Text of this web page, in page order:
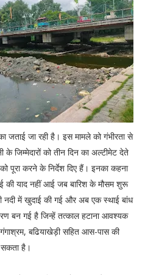
जताई जा रही है। इस मामले को गंभीरता से
के जिम्मेदारों को तीन दिन का अल्टीमेट देते
पूरा करने के निर्देश दिए हैं। इनका कहना
की याद नहीं आई जब बारिश के मौसम शुरू
नदी में खुदाई की गई और अब एक स्थाई बांध
बन गई है जिन्हें तत्काल हटाना आवश्यक
बढियाखेड़ी सहित आस-पास की
सकता है।